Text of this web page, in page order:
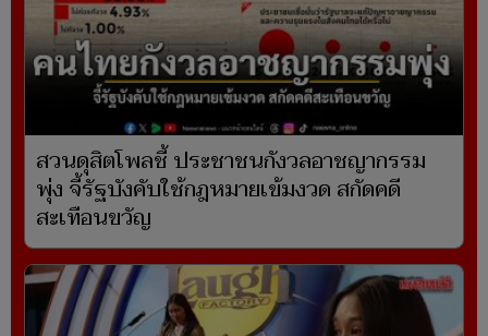
สวนดุสิตโพลชี้ ประชาชนกังวลอาชญากรรม
พุ่ง จี้รัฐบังคับใช้กฎหมายเข้มงวด สกัดคดี
สะเทือนขวัญ